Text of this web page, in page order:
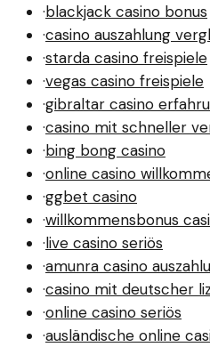
·blackjack casino bonus
·casino auszahlung
·starda casino freispiele
·vegas casino freispiele
·gibraltar casino
·casino mit schneller
·bing bong casino
·online casino
·ggbet casino
·willkommensbonus
·live casino seriös
·amunra casino
·casino mit deutscher
·online casino seriös
·ausländische online